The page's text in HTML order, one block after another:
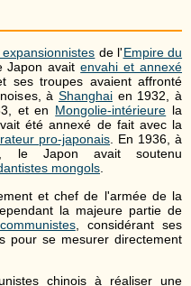
de l'Empire du
Japon avaitenvahi et annexé
ses troupes avaient affronté
à Shanghaien 1932, à
et en Mongolie-intérieure la
été annexé de fait avec la
pro-japonais. En 1936, à
le Japon avait soutenu
mongols.
et chef de l'armée de la
la majeure partie de
, considérant ses
pour se mesurer directement
chinois à réaliser une